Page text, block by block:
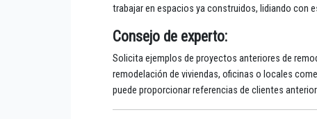
trabajar en espacios ya construidos, lidiando con
Consejo de experto:
Solicita ejemplos de proyectos anteriores de
remodelación de viviendas, oficinas o locales
puede proporcionar referencias de clientes